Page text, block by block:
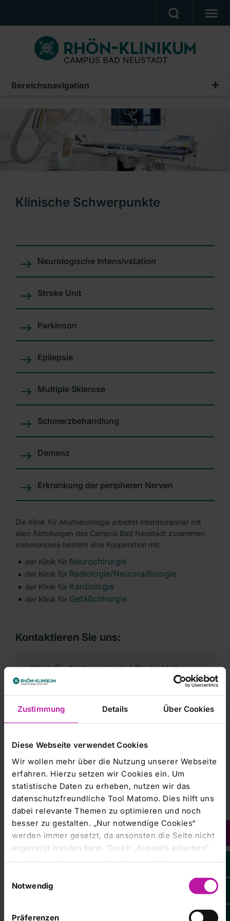
Zustimmung Details Über Cookies
Diese Webseite verwendet Cookies
Wir wollen mehr über die Nutzung unserer Webseite
erfahren. Hierzu setzen wir Cookies ein. Um
statistische Daten zu erheben, nutzen wir das
datenschutzfreundliche Tool Matomo. Dies hilft uns
dabei relevante Themen zu optimieren und noch
besser zu gestalten. „Nur notwendige Cookies“
werden immer gesetzt, da ansonsten die Seite nicht
angezeigt werden kann. Durch „Auswahl erlauben“
bestätigen Sie entsprechend ausgewählte
erlauben Sie alle eingesetzten Cookies. Sie können
Ihre
Einstellungen anpassen. Weitere Informationen
Notwendig
Präferenzen
MEDIZIN & PFLEGE
PATIENTEN & BESUCHER
CAMPUS AKADEMIE
AKTUELLES
Bereichsnavigation
Unsere Leistungen
Klinische Schwerpunkte
Neurologische Diagnostik
Klinische Schwerpunkte
Neurologische Intensivstation
Stroke Unit
Parkinson
Epilepsie
Multiple Sklerose
Schmerzbehandlung
Demenz
Erkrankung der peripheren Nerven
Die Klinik für Akutneurologie arbeitet interdisziplinär mit
allen Abteilungen des Campus Bad Neustadt zusammen,
insbesondere besteht eine Kooperation mit:
der Klinik für Neurochirurgie
der Klinik für Radiologie/Neuroradiologie
der Klinik für Kardiologie
der Klinik für Gefäßchirurgie
Kontaktieren Sie uns:
Klinik für Akutneurologie / Stroke Unit
und Intensivmedizin
RHÖN-KLINIKUM Campus Bad Neustadt
Von-Guttenberg-Straße 11
97616 Bad Neustadt a. d. Saale
Sekretariat (Haus 4)
Frau Doris Hiermann
T. 09771 66-22356
Nachricht schreiben
Erreichbarkeit:
Mo-Fr: 8.00 - 16.30 Uhr